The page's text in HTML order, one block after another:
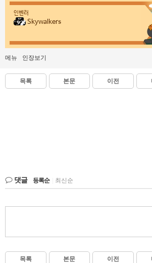
인벤러
Skywalkers
메뉴 인장보기
목록 본문 이전
댓글 등록순 최신순
목록 본문 이전